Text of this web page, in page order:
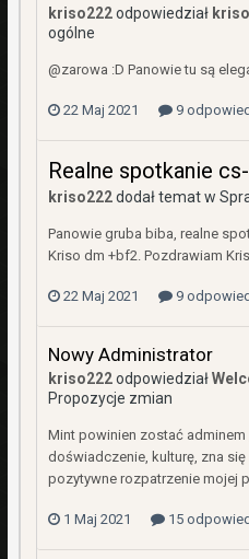
kriso222odpowiedział
ogólne
@zarowa :D Panowie tu są
22 Maj 2021 9
Realne spotkanie
kriso222dodał temat w
Panowie gruba biba, realne
Kriso dm +bf2. Pozdrawiam
22 Maj 2021 9
Nowy Administrator
kriso222odpowiedział
Propozycje zmian
Mint powinien zostać adminem
doświadczenie, kulturę, zna się
pozytywne rozpatrzenie mojej
1 Maj 2021 15